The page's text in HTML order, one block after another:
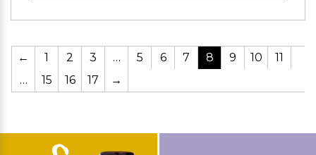
← 1 2 3 … 5 6 7 8 9 10
11
…
15 16 17 →